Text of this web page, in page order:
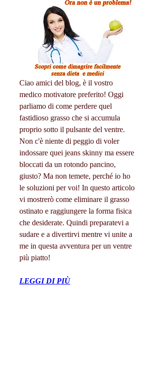
Ciao amici del blog, è il vostro
medico motivatore preferito! Oggi
parliamo di come perdere quel
fastidioso grasso che si accumula
proprio sotto il pulsante del ventre.
Non c'è niente di peggio di voler
indossare quei jeans skinny ma essere
bloccati da un rotondo pancino,
giusto? Ma non temete, perché io ho
le soluzioni per voi! In questo articolo
vi mostrerò come eliminare il grasso
ostinato e raggiungere la forma fisica
che desiderate. Quindi preparatevi a
sudare e a divertirvi mentre vi unite a
me in questa avventura per un ventre
più piatto!
LEGGI DI PIÙ